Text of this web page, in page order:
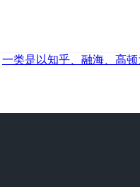
一类是以知乎、融海、高